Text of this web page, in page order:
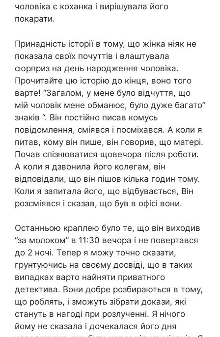
чоловіка є коханка і вирішувала його
покарати.
Принадність історії в тому, що жінка ніяк не
показала своїх почуттів і влаштувала
сюрприз на день народження чоловіка.
Прочитайте цю історію до кінця, воно того
варте! “Загалом, у мене було відчуття, що
мій чоловік мене обманює, було дуже багато”
знаків “. Він постійно писав комусь
повідомлення, сміявся і посміхався. А коли я
питав, кому він пише, він говорив, що матері.
Почав спізнюватися щовечора після роботи.
А коли я дзвонила його колегам, він
відповідали, що він пішов кілька годин тому.
Коли я запитала його, що відбувається, Він
розсміявся і сказав, що був в офісі вони.
Останньою краплею було те, що він виходив
“за молоком” в 11:30 вечора і не повертався
до 2 ночі. Тепер я можу точно сказати,
грунтуючись на своєму досвіді, що в таких
випадках варто найняти приватного
детектива. Вони добре розбираються в тому,
що роблять, і зможуть зібрати докази, які
стануть в нагоді при розлученні. Я нічого
йому не сказала і дочекалася його дня